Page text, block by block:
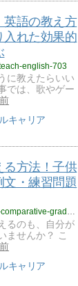
英語の教え方
入れた効果的
english-703
に教えたらいい
では、歌やゲー
キャリア
る方法！子供
文・練習問題
https://www.takedaes.com/english-comparative-grade-699
るのも、自分が
ませんか？ こ
キャリア